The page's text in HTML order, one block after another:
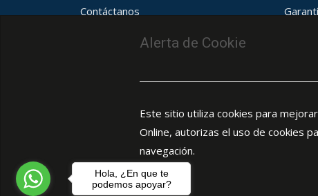
Alerta de Cookie
Este sitio utiliza cookies para
Online, autorizas el uso de cookies
navegación.
Contáctanos
Hola, ¿En que te
podemos apoyar?